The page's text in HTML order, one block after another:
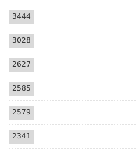
3444
3028
2627
2585
2579
2341